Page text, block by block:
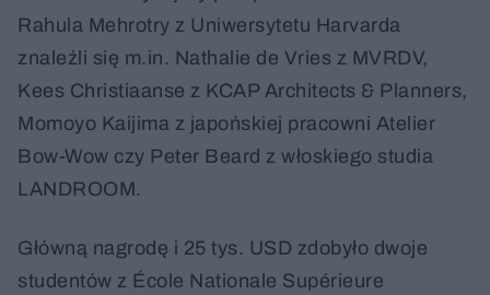
Rahula Mehrotry z Uniwersytetu Harvarda
znaleźli się m.in. Nathalie de Vries z MVRDV,
Kees Christiaanse z KCAP Architects & Planners,
Momoyo Kaijima z japońskiej pracowni Atelier
Bow-Wow czy Peter Beard z włoskiego studia
LANDROOM.
Główną nagrodę i 25 tys. USD zdobyło dwoje
studentów z École Nationale Supérieure